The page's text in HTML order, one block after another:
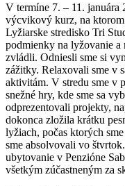
V termíne 7. – 11.
výcvikový kurz, na
Lyžiarske stredisko Tri
podmienky na lyžovanie
zvládli. Odniesli sme si
zážitky. Relaxovali sme v
aktivitám. V stredu sme v
snežné hry, kde sme sa
odprezentovali projekty,
dokonca zložila krátku
lyžiach, počas ktorých
sme absolvovali vo
ubytovanie v Penzióne
všetkým zúčastneným za